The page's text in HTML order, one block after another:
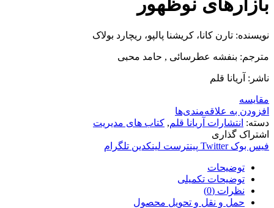
نویسنده: تارن کانا، کریشنا پالپو، ریچارد بولاک
مترجم: بنفشه عطرسائی , حامد محبی
ناشر: آریانا قلم
مقایسه
افزودن به علاقه‌مندی‌ها
دسته: انتشارات آریانا قلم, کتاب های مدیریت
اشتراک گذاری
فیس بوک Twitter پینترست لینکدین تلگرام
توضیحات
توضیحات تکمیلی
نظرات (0)
حمل و نقل و تحویل محصول